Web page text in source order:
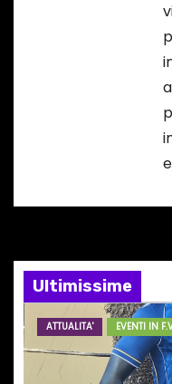
Ultimissime
ATTUALITA' EVENTI IN